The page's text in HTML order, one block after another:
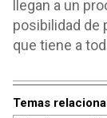
llegan a un
posibilidad de
que tiene a
Temas